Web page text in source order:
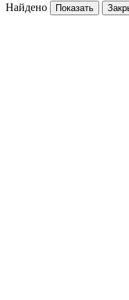
Найдено Показать